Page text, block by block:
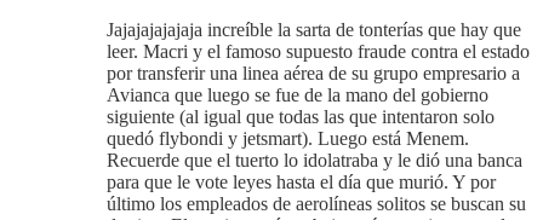
Jajajajajajaja increíble la sarta de tonterías que hay que
leer. Macri y el famoso supuesto fraude contra el estado
por transferir una linea aérea de su grupo empresario a
Avianca que luego se fue de la mano del gobierno
siguiente (al igual que todas las que intentaron solo
quedó flybondi y jetsmart). Luego está Menem.
Recuerde que el tuerto lo idolatraba y le dió una banca
para que le vote leyes hasta el día que murió. Y por
último los empleados de aerolíneas solitos se buscan su